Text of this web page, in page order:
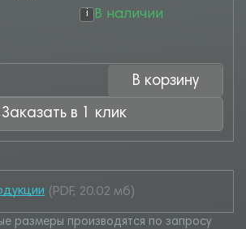
В наличии
i
В корзину
Заказать в 1 клик
(PDF, 20.02 мб)
размеры производятся по запросу